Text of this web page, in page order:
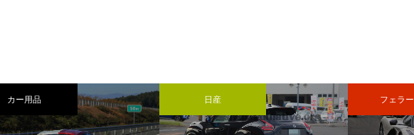
カー用品 日産 フェラーリ